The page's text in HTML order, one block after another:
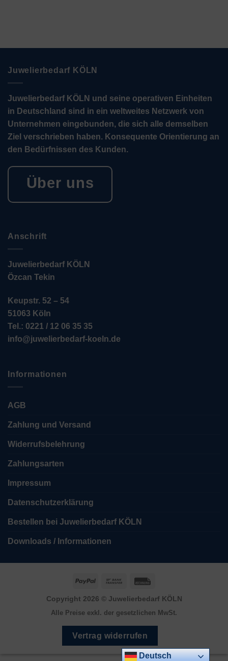
Juwelierbedarf KÖLN
Juwelierbedarf KÖLN und seine operativen Einheiten
in Deutschland sind in ein weltweites Netzwerk von
Unternehmen eingebunden, die sich alle demselben
Ziel verschrieben haben. Konsequente Orientierung an
den Bedürfnissen des Kunden.
Über uns
Anschrift
Juwelierbedarf KÖLN
Özcan Tekin
Keupstr. 52 – 54
51063 Köln
Tel.: 0221 / 12 06 35 35
info@juwelierbedarf-koeln.de
Informationen
AGB
Zahlung und Versand
Widerrufsbelehrung
Zahlungsarten
Impressum
Datenschutzerklärung
Bestellen bei Juwelierbedarf KÖLN
Downloads / Informationen
PayPal
Bank
Copyright 2026 © Juwelierbedarf KÖLN
Alle Preise exkl. der gesetzlichen MwSt.
Vertrag widerrufen
Deutsch